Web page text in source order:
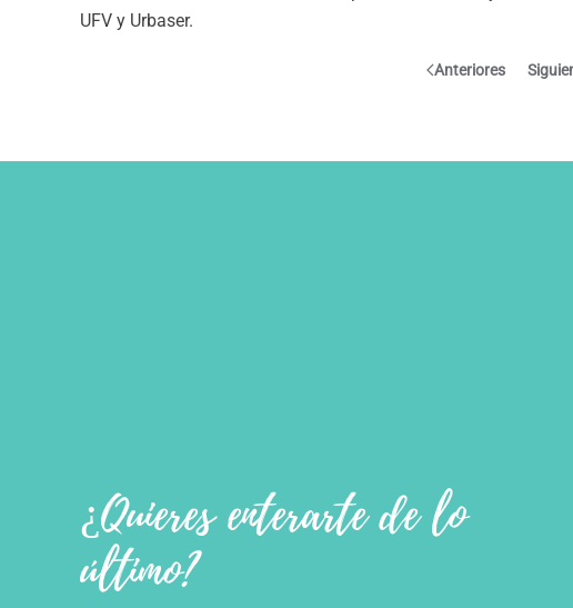
UFV y Urbaser.
Anteriores
¿Quieres enterarte de lo
último?